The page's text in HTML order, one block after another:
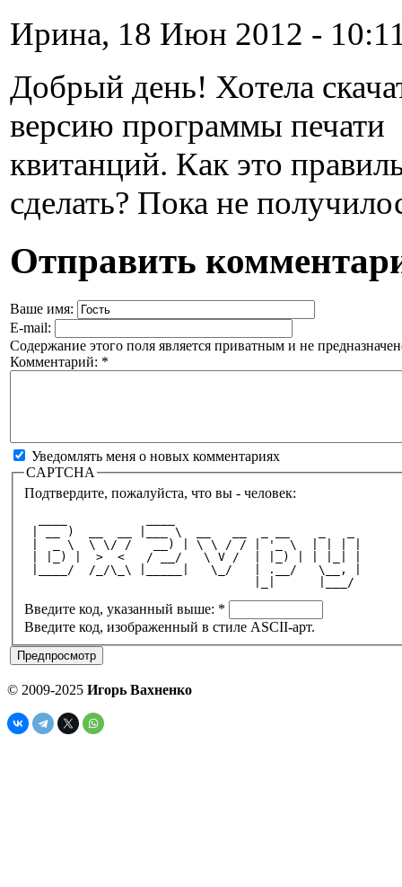
Ирина, 18 Июн 2012 -
Добрый день! Хотела
версию программы печати
квитанций. Как это
сделать? Пока не
Отправить
Ваше имя:
E-mail:
Содержание этого поля является приватным и не
Комментарий: *
Уведомлять меня о новых комментариях
CAPTCHA
Подтвердите, пожалуйста, что вы - человек:
| __ )  __  __ |___ \  __   __  _ __    _   _
|  _ \  \ \/ /   __) | \ \ / / | '_ \  | | | |
| |_) |  >  <   / __/   \ V /  | |_) | | |_| |
|____/  /_/\_\ |_____|   \_/   | .__/   \__, |
                                |_|      |___/
Введите код, указанный выше: *
Введите код, изображенный в стиле ASCII-арт.
© 2009-2025 Игорь Вахненко